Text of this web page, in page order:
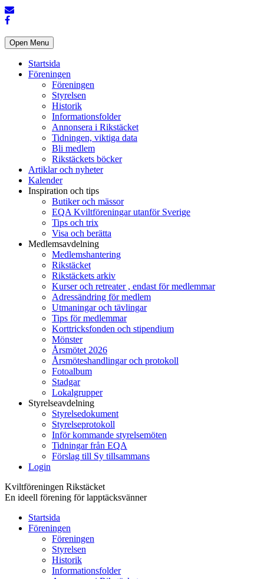
Open Menu
Startsida
Föreningen
Föreningen
Styrelsen
Historik
Informationsfolder
Annonsera i Rikstäcket
Tidningen, viktiga data
Bli medlem
Rikstäckets böcker
Artiklar och nyheter
Kalender
Inspiration och tips
Butiker och mässor
EQA Kviltföreningar utanför Sverige
Tips och trix
Visa och berätta
Medlemsavdelning
Medlemshantering
Rikstäcket
Rikstäckets arkiv
Kurser och retreater , endast för medlemmar
Adressändring för medlem
Utmaningar och tävlingar
Tips för medlemmar
Korttricksfonden och stipendium
Mönster
Årsmötet 2026
Årsmöteshandlingar och protokoll
Fotoalbum
Stadgar
Lokalgrupper
Styrelseavdelning
Styrelsedokument
Styrelseprotokoll
Inför kommande styrelsemöten
Tidningar från EQA
Förslag till Sy tillsammans
Login
Kviltföreningen Rikstäcket
En ideell förening för lapptäcksvänner
Startsida
Föreningen
Föreningen
Styrelsen
Historik
Informationsfolder